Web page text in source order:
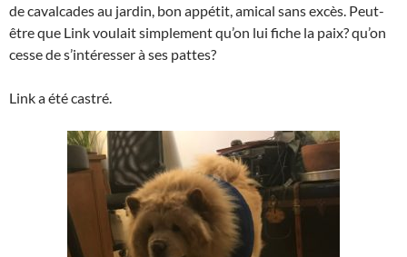
de cavalcades au jardin, bon appétit, amical sans excès. Peut-
être que Link voulait simplement qu’on lui fiche la paix? qu’on
cesse de s’intéresser à ses pattes?
Link a été castré.